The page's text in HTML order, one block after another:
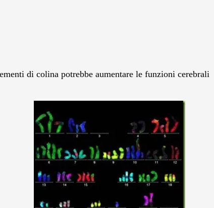
di colina potrebbe aumentare le funzioni cerebrali